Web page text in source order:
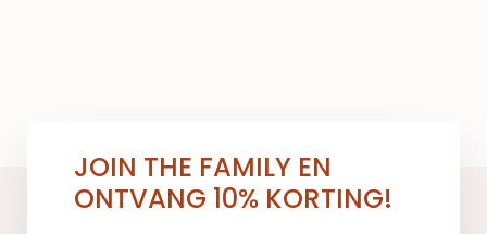
JOIN THE FAMILY EN
ONTVANG 10% KORTING!